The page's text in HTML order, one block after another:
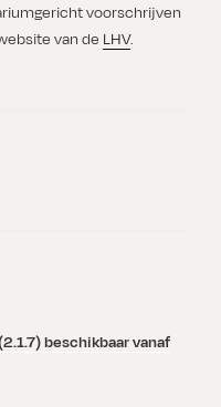
voorschrijven
van de LHV.
beschikbaar vanaf